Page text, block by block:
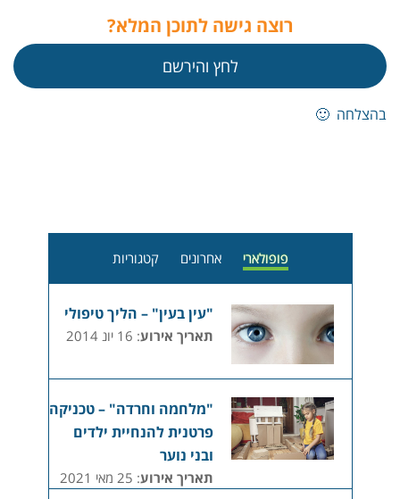
פופולארי אחרונים קטגוריות
"עין בעין" – הליך טיפולי
תאריך אירוע: 16 יונ 2014
"מלחמה וחרדה" – טכניקה
פרטנית להנחיית ילדים
ובני נוער
תאריך אירוע: 25 מאי 2021
לחץ והירשם
רוצה גישה לתוכן המלא?
בהצלחה 🙂